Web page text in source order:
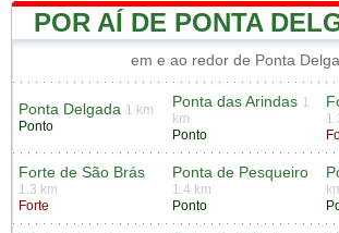
POR AÍ DE PONTA
em e ao redor de Ponta
Ponta Delgada 1 km
Ponto
Ponta das Arindas 1
km
Ponto
Forte de São Brás
1.3 km
Forte
Ponta de Pesqueiro
1.4 km
Ponto